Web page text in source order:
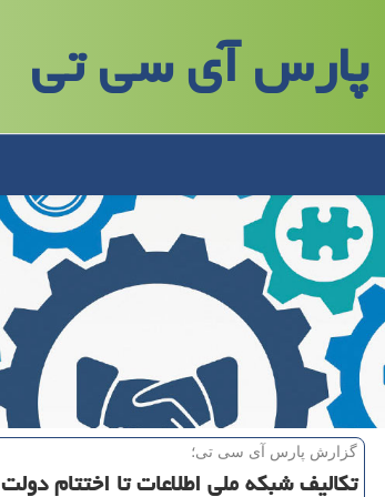
پارس آی سی تی
گزارش پارس آی سی تی؛
تكالیف شبكه ملی اطلاعات تا اختتام دولت